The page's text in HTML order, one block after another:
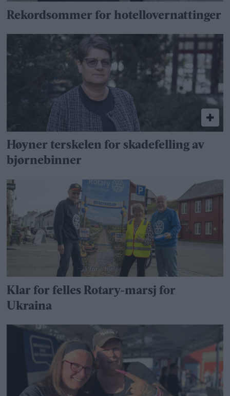
Rekordsommer for hotellovernattinger
Høyner terskelen for skadefelling av
bjørnebinner
Klar for felles Rotary-marsj for
Ukraina